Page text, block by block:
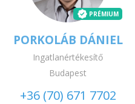
PRÉMIUM
PORKOLÁB DÁNIEL
Ingatlanértékesítő
Budapest
+36 (70) 671 7702